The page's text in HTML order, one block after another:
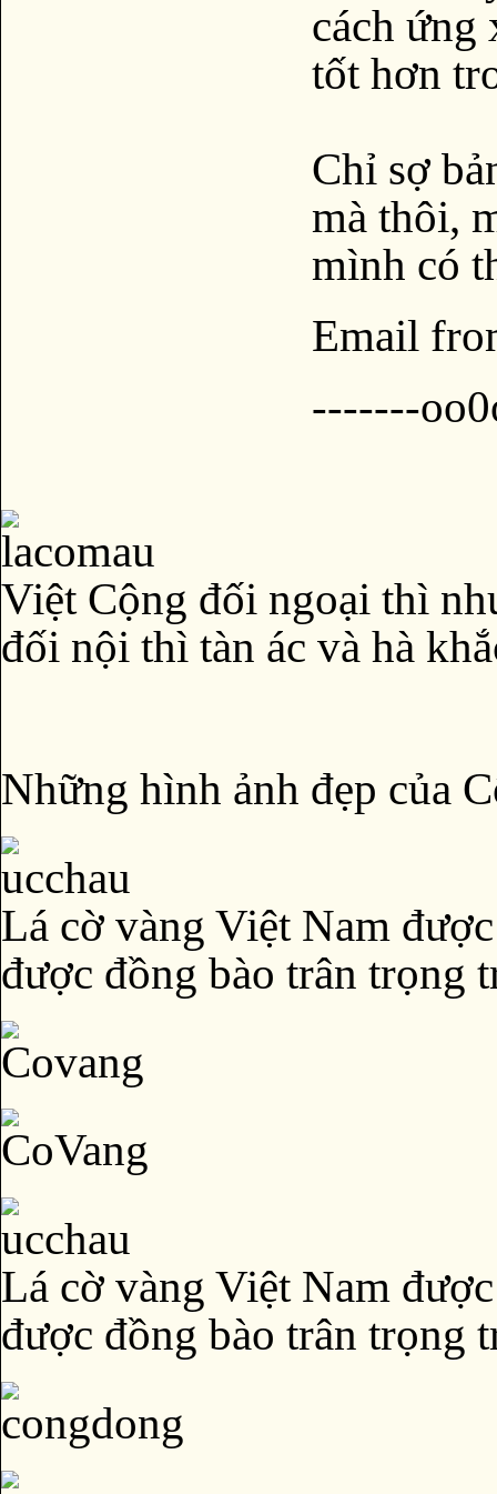
cách ứng
tốt hơn
Chỉ sợ
mà thôi,
mình có
Email
-------
Việt Cộng đối ngoại thì
đối nội thì tàn ác và hà
Những hình ảnh đẹp của
Lá cờ vàng Việt Nam
được đồng bào trân trọng
Lá cờ vàng Việt Nam
được đồng bào trân trọng